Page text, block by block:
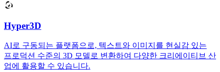
Hyper3D
AI로 구동되는 플랫폼으로, 텍스트와 이미지를 현실감 있는
프로덕션 수준의 3D 모델로 변환하여 다양한 크리에이티브 산
업에 활용할 수 있습니다.